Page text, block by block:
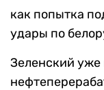
как попытка
удары по
Зеленский уже